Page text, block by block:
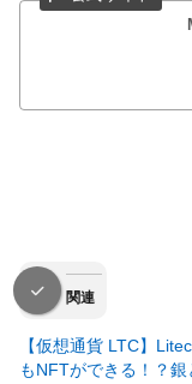
関連
【仮想通貨 LTC】
もNFTができる！？銀